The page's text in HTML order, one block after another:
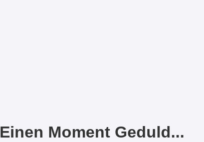
Einen Moment Geduld...